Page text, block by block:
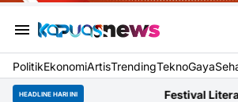
PolitikEkonomiArtisTrendingTeknoGaya
HEADLINE HARI INI
Festival Literasi Kapuas Dokumentasikan